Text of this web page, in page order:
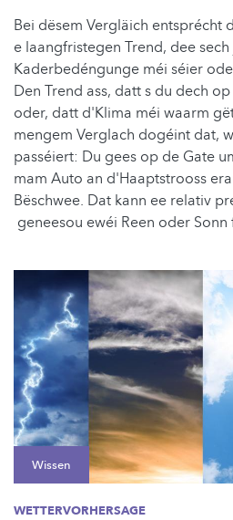
Bei dësem Vergläich entsprécht
e laangfristegen Trend, dee
Kaderbedéngunge méi séier
Den Trend ass, datt s du dech
oder, datt d'Klima méi waarm
mengem Verglach dogéint dat,
passéiert: Du gees op de Gate
mam Auto an d'Haaptstrooss
Bëschwee. Dat kann ee relativ
geneesou ewéi Reen oder Sonn
Wissen
WETTERVORHERSAGE